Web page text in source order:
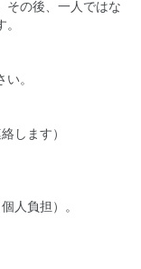
その後、一人ではな
。
します）
人負担）。